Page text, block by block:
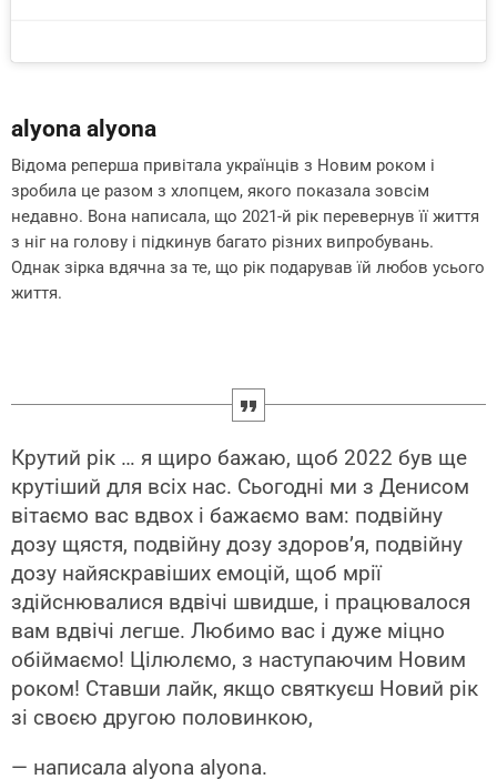
аlyona аlyona
Відома реперша привітала українців з Новим роком і
зробила це разом з хлопцем, якого показала зовсім
недавно. Вона написала, що 2021-й рік перевернув її життя
з ніг на голову і підкинув багато різних випробувань.
Однак зірка вдячна за те, що рік подарував їй любов усього
життя.
Крутий рік … я щиро бажаю, щоб 2022 був ще
крутіший для всіх нас. Сьогодні ми з Денисом
вітаємо вас вдвох і бажаємо вам: подвійну
дозу щястя, подвійну дозу здоров’я, подвійну
дозу найяскравіших емоцій, щоб мрії
здійснювалися вдвічі швидше, і працювалося
вам вдвічі легше. Любимо вас і дуже міцно
обіймаємо! Цілюлємо, з наступаючим Новим
роком! Ставши лайк, якщо святкуєш Новий рік
зі своєю другою половинкою,
— написала аlyona аlyona.